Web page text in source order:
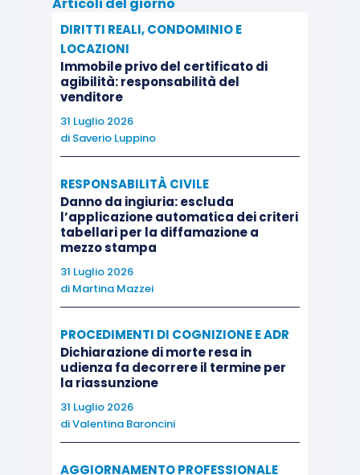
DIRITTI REALI, CONDOMINIO E
LOCAZIONI
Immobile privo del certificato di
agibilità: responsabilità del
venditore
31 Luglio 2026
di Saverio Luppino
RESPONSABILITÀ CIVILE
Danno da ingiuria: escluda
l’applicazione automatica dei criteri
tabellari per la diffamazione a
mezzo stampa
31 Luglio 2026
di Martina Mazzei
PROCEDIMENTI DI COGNIZIONE E ADR
Dichiarazione di morte resa in
udienza fa decorrere il termine per
la riassunzione
31 Luglio 2026
diValentina Baroncini
AGGIORNAMENTO PROFESSIONALE